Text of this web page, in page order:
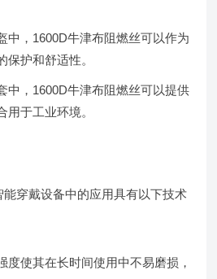
中，1600D牛津布阻燃丝可以作为
保护和舒适性。
中，1600D牛津布阻燃丝可以提供
用于工业环境。
穿戴设备中的应用具有以下技术
度使其在长时间使用中不易磨损，